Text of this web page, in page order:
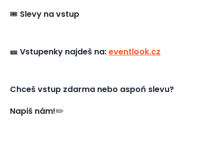
🎟️ Slevy na vstup
🎫 Vstupenky najdeš na:eventlook.cz
Chceš vstup zdarma nebo aspoň slevu?
Napiš nám!✏️